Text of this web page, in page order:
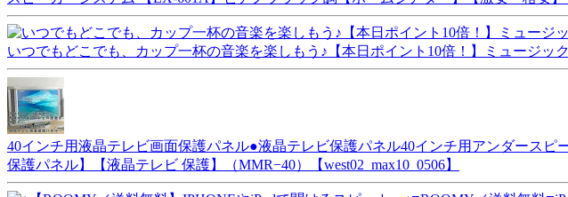
いつでもどこでも、カップ一杯の音楽を楽しもう♪【本日ポイント10倍！】ミュージッ
40インチ用液晶テレビ画面保護パネル●液晶テレビ保護パネル40インチ用アンダース
保護パネル】【液晶テレビ 保護】（MMR−40）【west02_max10_0506】